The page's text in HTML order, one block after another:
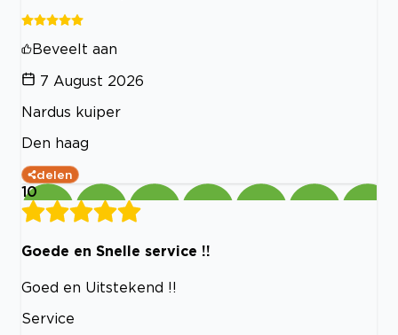
Beveelt aan
7 August 2026
Nardus kuiper
Den haag
delen
10
Goede en Snelle service !!
Goed en Uitstekend !!
Service